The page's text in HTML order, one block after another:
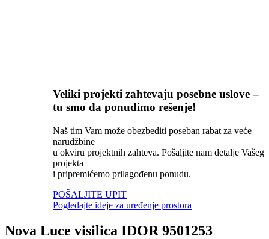
Veliki projekti zahtevaju posebne uslove –
tu smo da ponudimo rešenje!
Naš tim Vam može obezbediti poseban rabat za veće
narudžbine
u okviru projektnih zahteva. Pošaljite nam detalje Vašeg
projekta
i pripremićemo prilagođenu ponudu.
POŠALJITE UPIT
Pogledajte ideje za uređenje prostora
Nova Luce visilica IDOR 9501253